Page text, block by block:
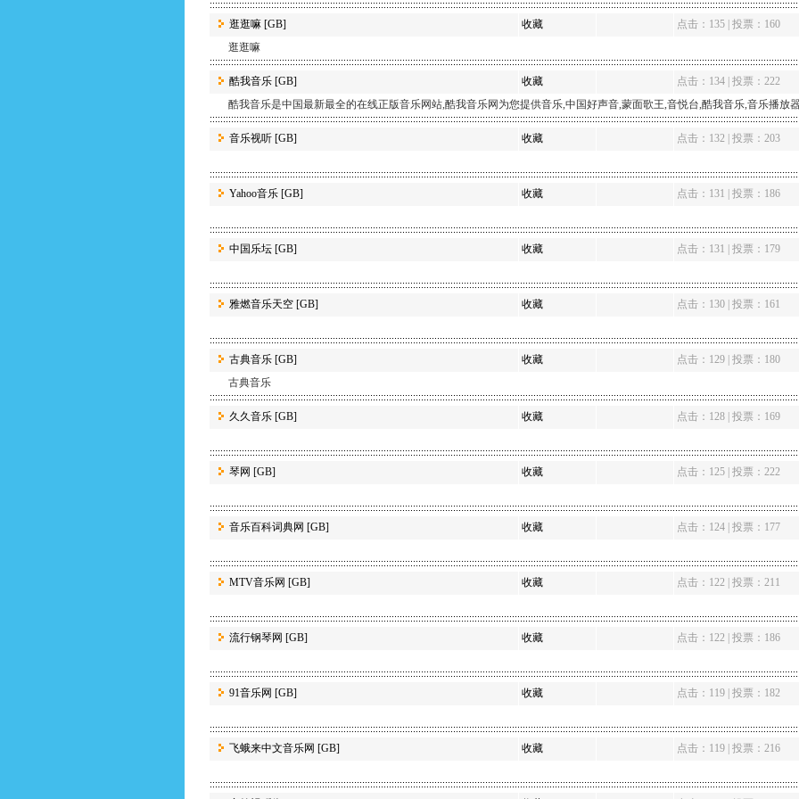
逛逛嘛 [GB] 收藏
点击：135 | 投票：160
逛逛嘛
酷我音乐 [GB] 收藏
点击：134 | 投票：222
酷我音乐是中国最新最全的在线正版音乐网站,酷我音乐网为您提供音乐,中国好声音,蒙面歌王,音悦台,酷我音乐,音乐播放
音乐视听 [GB] 收藏 点击：132 | 投票：203
Yahoo音乐 [GB] 收藏 点击：131 | 投票：186
中国乐坛 [GB] 收藏 点击：131 | 投票：179
雅燃音乐天空 [GB] 收藏 点击：130 | 投票：161
古典音乐 [GB] 收藏
点击：129 | 投票：180
古典音乐
久久音乐 [GB] 收藏 点击：128 | 投票：169
琴网 [GB] 收藏 点击：125 | 投票：222
音乐百科词典网 [GB] 收藏 点击：124 | 投票：177
MTV音乐网 [GB] 收藏 点击：122 | 投票：211
流行钢琴网 [GB] 收藏 点击：122 | 投票：186
91音乐网 [GB] 收藏 点击：119 | 投票：182
飞蛾来中文音乐网 [GB] 收藏 点击：119 | 投票：216